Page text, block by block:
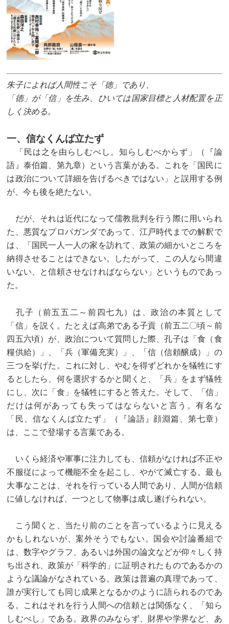
朱子によれば人間性こそ「徳」であり、
「徳」が「信」を生み、ひいては国家目標と人材配置を正
しく決める。
一、信なくんば立たず
「民は之を由らしむべし。知らしむべからず」（『論
語』泰伯篇、第九章）という言葉がある。これを「国民に
は政治について詳細を告げるべきではない」と誤用する例
が、今も後を絶たない。
だが、それは近代になって儒教批判を行う際に用いられ
た、悪質なプロパガンダであって、江戸時代までの解釈で
は、「国民一人一人の家を訪れて、政策の細かいところを
納得させることはできない。したがって、この人なら間違
いない、と信頼させなければならない」というものであっ
た。
孔子（前五五二～前四七九）は、政治の本質として
「信」を説く。たとえば高弟である子貢（前五二〇頃～前
四五六頃）が、政治について質問した際、孔子は「食（食
糧供給）」、「兵（軍備充実）」、「信（信頼醸成）」の
三つを挙げた。これに対し、やむを得ずどれかを犠牲にす
るとしたら、何を選択するかと聞くと、「兵」をまず犠牲
にし、次に「食」を犠牲にすると答えた。そして、「信」
だけは何があっても失ってはならないと言う。有名な
「民、信なくんば立たず」（『論語』顔淵篇、第七章）
は、ここで登場する言葉である。
いくら経済や軍事に注力しても、信頼がなければ不正や
不服従によって機能不全を起こし、やがて滅亡する。最も
大事なことは、それを行っている人間であり、人間が信頼
に値しなければ、一つとして物事は成し遂げられない。
こう聞くと、当たり前のことを言っているように見える
かもしれないが、案外そうでもない。国会や討論番組で
は、数字やグラフ、あるいは外国の論文などが仰々しく持
ち出され、政策が「科学的」に証明されたものであるかの
ような議論がなされている。政策は普遍の真理であって、
誰が実行しても同じ成果となるかのように語られるのであ
る。これはそれを行う人間への信頼とは関係なく、「知ら
しむべし」である。政界のみならず、財界や学界など、あ